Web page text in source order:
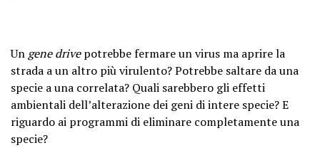
Un gene drivepotrebbe fermare un virus ma aprire la
strada a un altro più virulento? Potrebbe saltare da una
specie a una correlata? Quali sarebbero gli effetti
ambientali dell’alterazione dei geni di intere specie? E
riguardo ai programmi di eliminare completamente una
specie?